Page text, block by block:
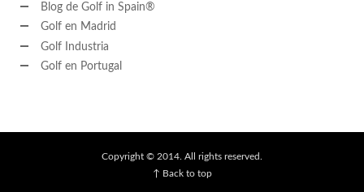
Blog de Golf in Spain®
Golf en Madrid
Golf Industria
Golf en Portugal
Copyright © 2014. All rights reserved.
↑ Back to top